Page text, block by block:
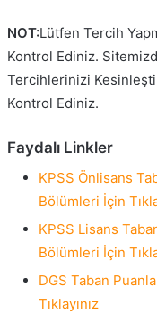
NOT:Lütfen Tercih
Kontrol Ediniz.
Tercihlerinizi
Kontrol Ediniz.
Faydalı Linkler
KPSS Önlisans
Bölümleri İçin
KPSS Lisans
Bölümleri İçin
DGS Taban
Tıklayınız